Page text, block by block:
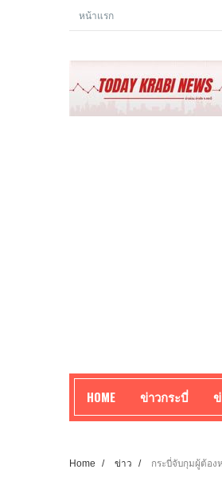
หน้าแรก
HOME ข่าวกระบี่
Home / ข่าว / กระบี่​จับกุมผู้ต้อง